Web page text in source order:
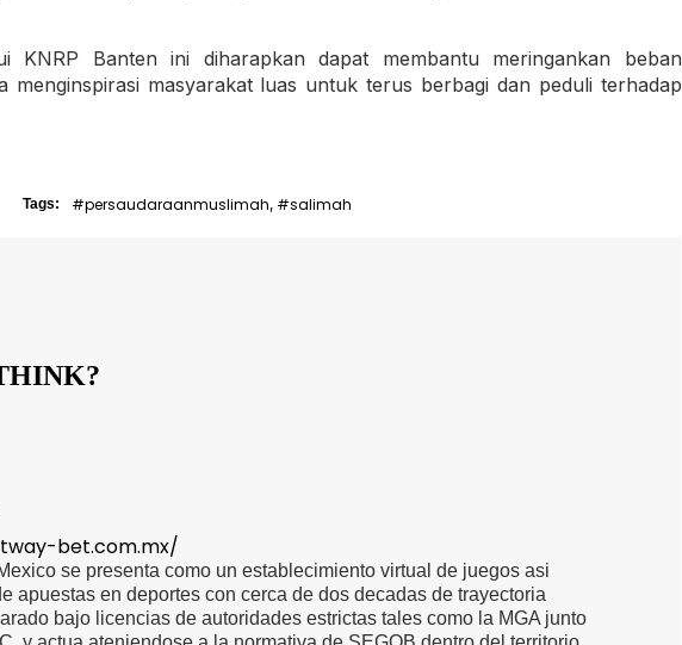
KNRP Banten ini diharapkan dapat membantu meringankan beban
menginspirasi masyarakat luas untuk terus berbagi dan peduli terhadap
Tags: #persaudaraanmuslimah, #salimah
bet.com.mx/
se presenta como un establecimiento virtual de juegos asi
apuestas en deportes con cerca de dos decadas de trayectoria
bajo licencias de autoridades estrictas tales como la MGA junto